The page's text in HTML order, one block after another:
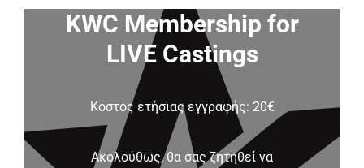
KWC Membership for
LIVE Castings
Κοστος ετήσιας εγγραφής: 20€
Ακολούθως, θα σας ζητηθεί να